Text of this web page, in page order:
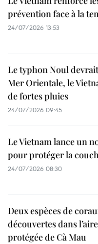
prévention face à la
24/07/2026 13:53
Le typhon Noul
Mer Orientale, le
de fortes pluies
24/07/2026 09:45
Le Vietnam lance un
pour protéger la
24/07/2026 08:30
Deux espèces de
découvertes dans
protégée de Cà Mau